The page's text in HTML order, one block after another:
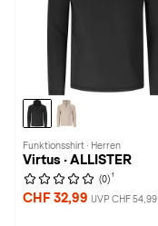
Funktionsshirt · Herren
Virtus · ALLISTER
(0) 1
CHF 32,99 UVP CHF 54,99